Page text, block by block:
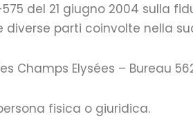
del 21 giugno 2004 sulla
parti coinvolte nella
Champs Elysées – Bureau
fisica o giuridica.